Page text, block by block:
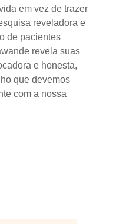
em vez de trazer
reveladora e
de pacientes
revela suas
e honesta,
que devemos
com a nossa